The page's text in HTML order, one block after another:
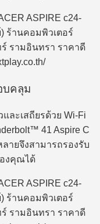
บคลุม
ละเสถียรด้วย Wi-Fi
41 Aspire C
ายจึงสามารถรองรับ
งคุณได้